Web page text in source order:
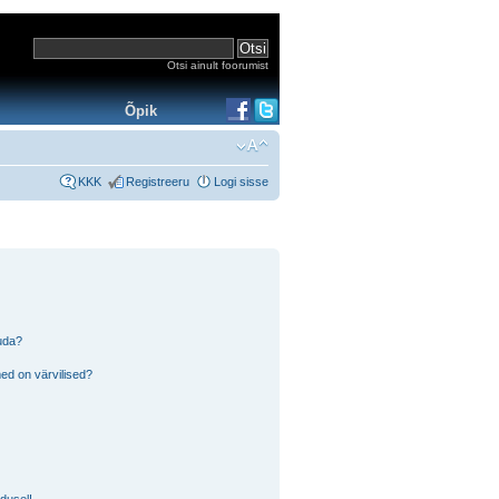
Otsi ainult foorumist
Õpik
KKK Registreeru Logi sisse
on värvilised?